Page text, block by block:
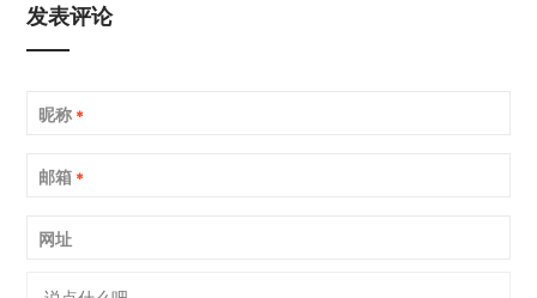
发表评论
昵称 *
邮箱 *
网址